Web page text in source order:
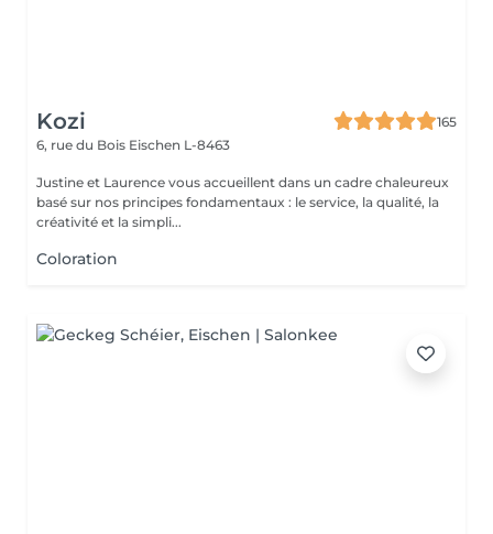
Kozi
165
6, rue du Bois Eischen L-8463
Justine et Laurence vous accueillent dans un cadre chaleureux
basé sur nos principes fondamentaux : le service, la qualité, la
créativité et la simpli...
Coloration